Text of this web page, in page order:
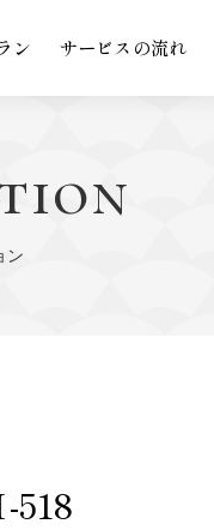
ン サービスの流れ
ン
518